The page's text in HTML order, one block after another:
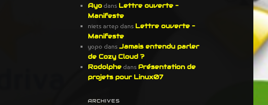
Ayodans Lettre ouverte –
Manifeste
niets artep dans Lettre ouverte –
Manifeste
yopo dansJamais entendu parler
de Cozy Cloud ?
Rodolphedans Présentation de
projets pour Linux07
ARCHIVES